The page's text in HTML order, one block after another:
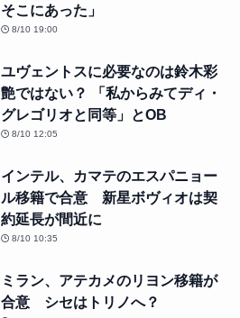
そこにあった」
8/10 19:00
ユヴェントスに必要なのは鈴木彩
艶ではない？ 「私からみてディ・
グレゴリオと同等」とOB
8/10 12:05
インテル、カマテのエスパニョー
ル移籍で合意 新星ボヴィオは契
約延長が間近に
8/10 10:35
ミラン、アテカメのリヨン移籍が
合意 シセはトリノへ？